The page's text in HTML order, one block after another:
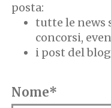
posta:
tutte le news
concorsi,
i post del
Nome*